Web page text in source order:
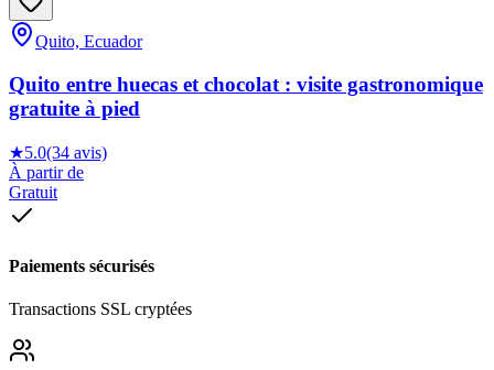
Quito, Ecuador
Quito entre huecas et chocolat : visite gastronomique
gratuite à pied
★5.0(34 avis)
À partir de
Gratuit
Paiements sécurisés
Transactions SSL cryptées